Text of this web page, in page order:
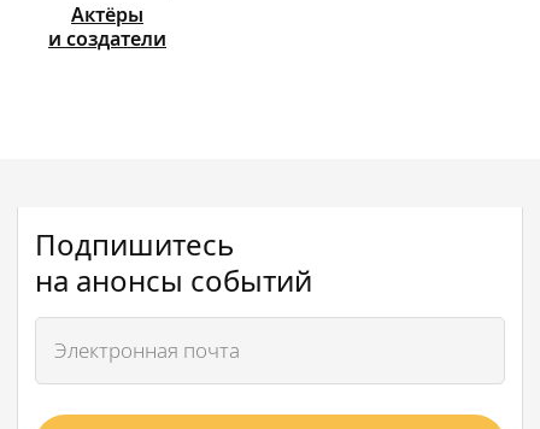
Актёры
и создатели
Подпишитесь
на анонсы событий